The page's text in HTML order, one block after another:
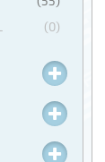
(0)